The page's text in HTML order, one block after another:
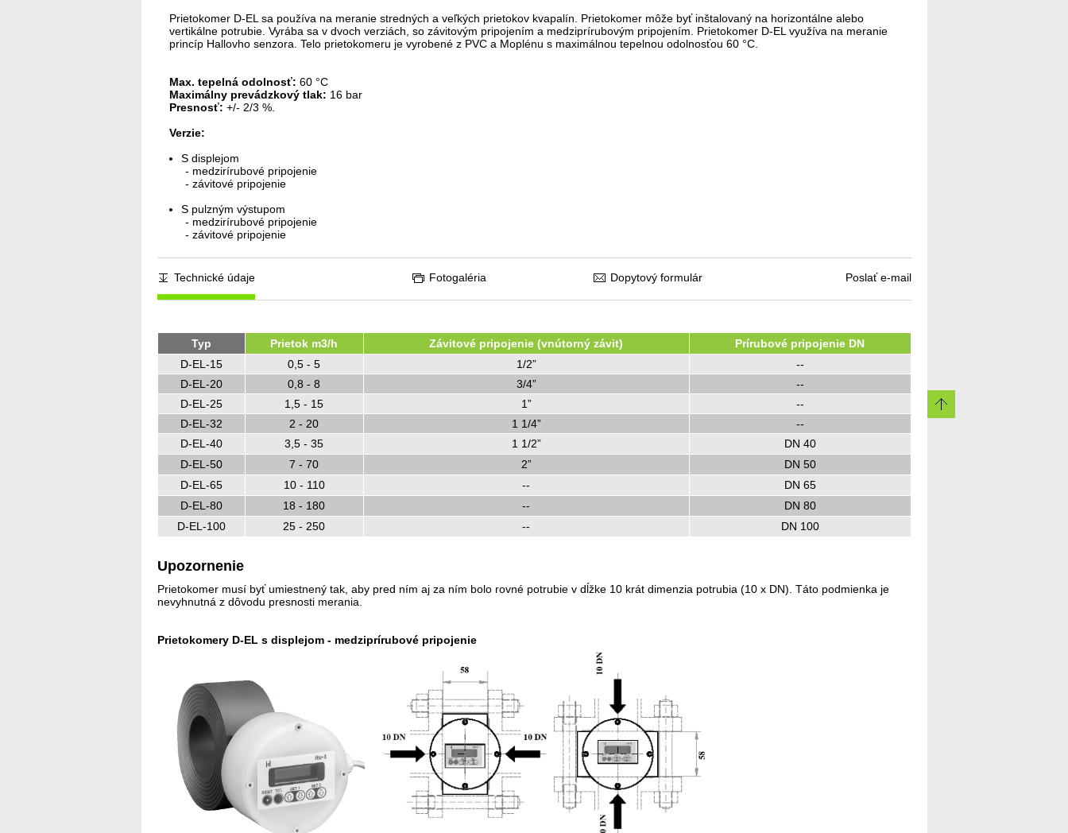
Prietokomer D-EL sa používa na meranie stredných a veľkých prietokov kvapalín. Prietokomer môže byť inštalovaný na horizontálne alebo
vertikálne potrubie. Vyrába sa v dvoch verziách, so závitovým pripojením a medziprírubovým pripojením. Prietokomer D-EL využíva na meranie
princíp Hallovho senzora. Telo prietokomeru je vyrobené z PVC a Moplénu s maximálnou tepelnou odolnosťou 60 °C.
Max. tepelná odolnosť: 60 °C
Maximálny prevádzkový tlak: 16 bar
Presnosť: +/- 2/3 %.
Verzie:
S displejom
- medzirírubové pripojenie
- závitové pripojenie
S pulzným výstupom
- medzirírubové pripojenie
- závitové pripojenie
Technické údaje Fotogaléria Dopytový formulár Poslať e-mail
Typ Prietok m3/h Závitové pripojenie (vnútorný závit)
Prírubové pripojenie DN
D-EL-15
0,5 - 5 1/2”
--
D-EL-20
0,8 - 8 3/4”
--
D-EL-25
1,5 - 15 1”
--
D-EL-32
2 - 20 1 1/4”
--
D-EL-40
3,5 - 35 1 1/2”
DN 40
D-EL-50
7 - 70 2”
DN 50
D-EL-65
10 - 110 --
DN 65
D-EL-80
18 - 180 --
DN 80
D-EL-100
25 - 250 -- DN 100
Upozornenie
Prietokomer musí byť umiestnený tak, aby pred ním aj za ním bolo rovné potrubie v dĺžke 10 krát dimenzia potrubia (10 x DN). Táto podmienka je
nevyhnutná z dôvodu presnosti merania.
Prietokomery D-EL s displejom - medziprírubové pripojenie